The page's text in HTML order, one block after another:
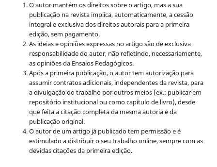
O autor mantém os direitos sobre o artigo, mas a sua
publicação na revista implica, automaticamente, a cessão
integral e exclusiva dos direitos autorais para a primeira
edição, sem pagamento.
As ideias e opiniões expressas no artigo são de exclusiva
responsabilidade do autor, não refletindo, necessariamente,
as opiniões da Ensaios Pedagógicos.
Após a primeira publicação, o autor tem autorização para
assumir contratos adicionais, independentes da revista, para
a divulgação do trabalho por outros meios (ex.: publicar em
repositório institucional ou como capítulo de livro), desde
que feita a citação completa da mesma autoria e da
publicação original.
O autor de um artigo já publicado tem permissão e é
estimulado a distribuir o seu trabalho online, sempre com as
devidas citações da primeira edição.